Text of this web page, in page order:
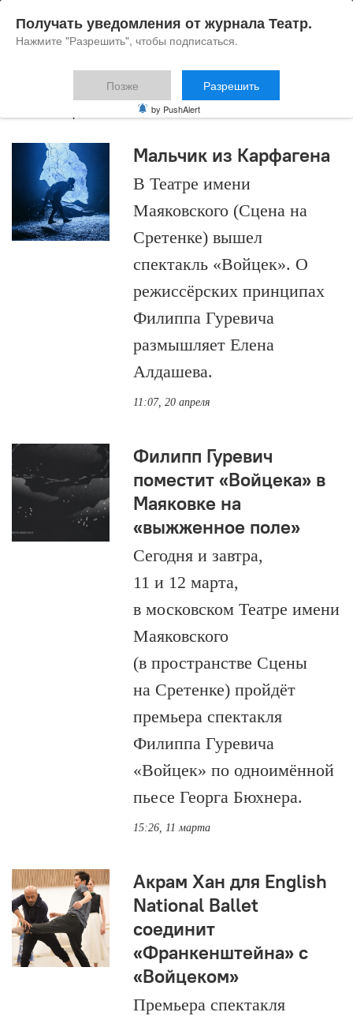
Войцек
Мальчик из Карфагена
В Театре имени
Маяковского (Сцена на
Сретенке) вышел
спектакль «Войцек». О
режиссёрских принципах
Филиппа Гуревича
размышляет Елена
Алдашева.
11:07, 20 апреля
Филипп Гуревич
поместит «Войцека» в
Маяковке на
«выжженное поле»
Сегодня и завтра,
11 и 12 марта,
в московском Театре имени
Маяковского
(в пространстве Сцены
на Сретенке) пройдёт
премьера спектакля
Филиппа Гуревича
«Войцек» по одноимённой
пьесе Георга Бюхнера.
15:26, 11 марта
Акрам Хан для English
National Ballet
соединит
«Франкенштейна» с
«Войцеком»
Премьера спектакля
Получать уведомления от журнала Театр.
Нажмите "Разрешить", чтобы подписаться.
Позже Разрешить
by PushAlert